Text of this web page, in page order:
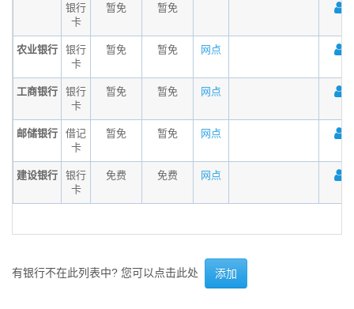
银行
卡
暂免 暂免
农业银行
银行
卡
暂免 暂免 网点
工商银行
银行
卡
暂免 暂免 网点
邮储银行
借记
卡
暂免 暂免 网点
建设银行
银行
卡
免费 免费 网点
有银行不在此列表中? 您可以点击此处 添加